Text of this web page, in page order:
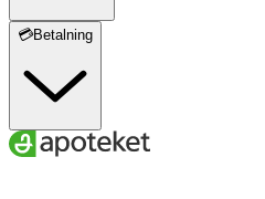
💳Betalning